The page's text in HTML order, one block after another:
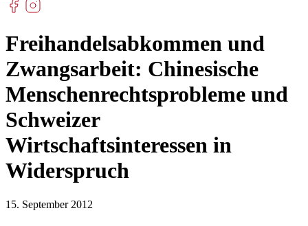
Freihandelsabkommen und
Zwangsarbeit: Chinesische
Menschenrechtsprobleme und
Schweizer
Wirtschaftsinteressen in
Widerspruch
15. September 2012